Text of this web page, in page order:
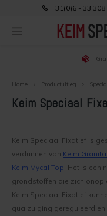
Hoofdmenu /
Keim Verf Kopen
Voordelen van Keim verf
Buitenmuur verven
Buitenmuur voorbereiden
Werkwijze buitenmuur verven
Keim buitenmuur kleuren
Keim binnenmuur kleuren
Binnenmuur kleur kiezen
kleur trends
Soldalan ME
Soldalan Verdunning
Royalan
Keim Betonverf
Keim Binnenmuurverf
Keim Buitenmuurverf
Keim Houtverf
Hoofdmenu
Over Ons & Contact
Bestellen
Bezorgen
Veilig Betalen
Gipswanden verven
Bakstenen buitenmuur verven
Gevel renovatie
Keimen nieuwbouw woning
Gebruiksaanwijzingen
Brochures
Veiligheidsbladen
Kleurenwaaiers
+31(0)6 - 33 308
Home Productuitleg
Keim Speciaal
Keim Speciaal Fixatief is
verdunnen van Keim Granital
Keim Mycal Top. Het is een
grondstoffen die zich
Keim Speciaal Fixatief
qua zuiging gereguleerd